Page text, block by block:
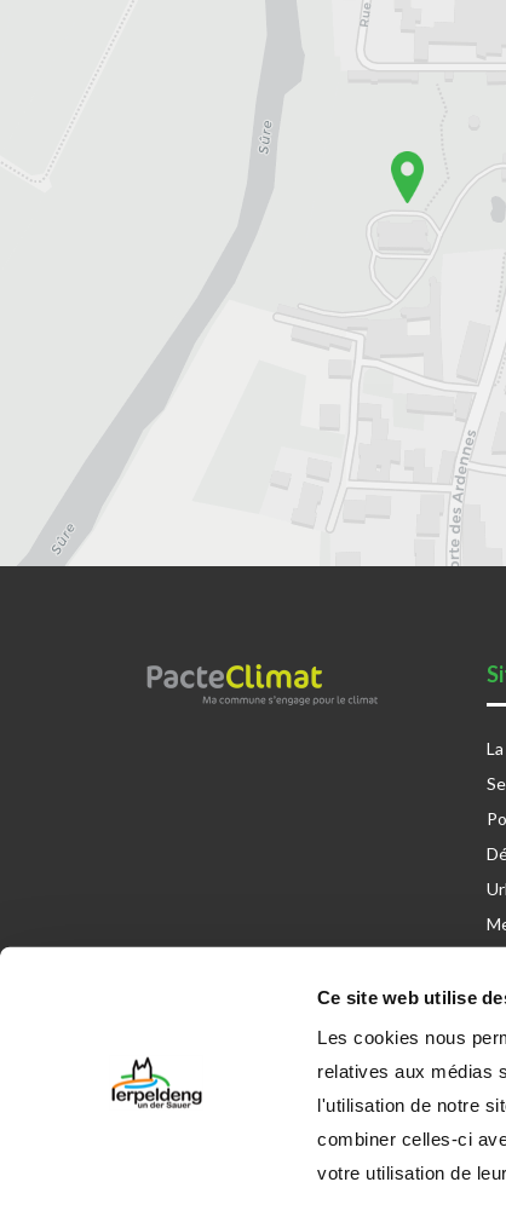
Ce site web utilise
Les cookies nous
relatives aux médias
l'utilisation de notre
combiner celles-ci
votre utilisation de
© 2023 Administration communale